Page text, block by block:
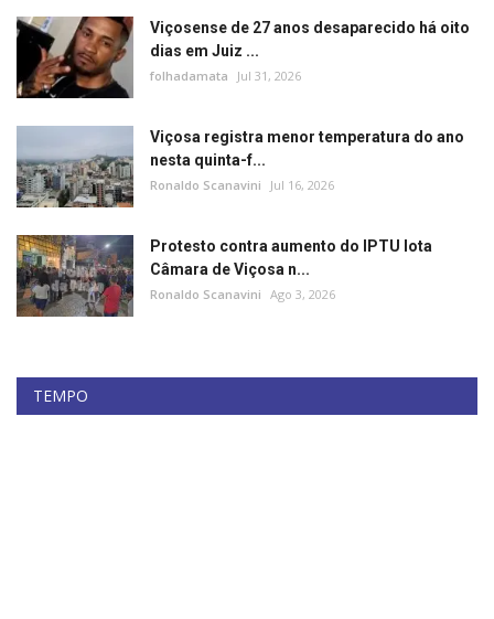
Viçosense de 27 anos desaparecido há oito
dias em Juiz ...
folhadamata Jul 31, 2026
Viçosa registra menor temperatura do ano
nesta quinta-f...
Ronaldo Scanavini Jul 16, 2026
Protesto contra aumento do IPTU lota
Câmara de Viçosa n...
Ronaldo Scanavini Ago 3, 2026
TEMPO